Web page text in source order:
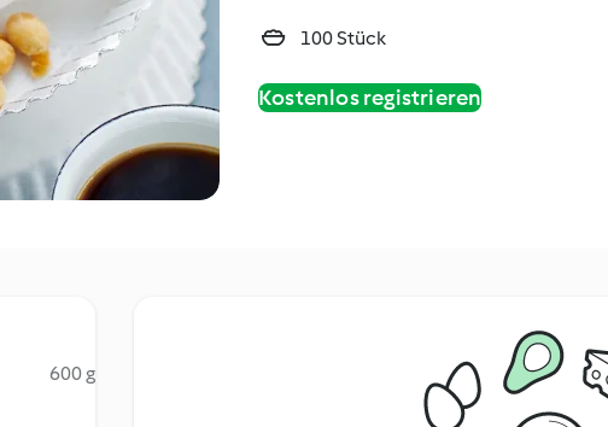
100 Stück
Kostenlos registrieren
600 g